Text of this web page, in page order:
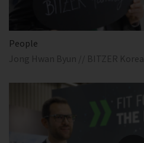
People
Jong Hwan Byun // BITZER Korea